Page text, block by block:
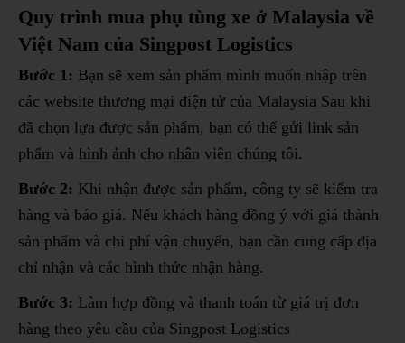
Quy trình mua phụ tùng xe ở Malaysia về
Việt Nam của Singpost Logistics
Bước 1: Bạn sẽ xem sản phẩm mình muốn nhập trên
các website thương mại điện tử của Malaysia Sau khi
đã chọn lựa được sản phẩm, bạn có thể gửi link sản
phẩm và hình ảnh cho nhân viên chúng tôi.
Bước 2: Khi nhận được sản phẩm, công ty sẽ kiểm tra
hàng và báo giá. Nếu khách hàng đồng ý với giá thành
sản phẩm và chi phí vận chuyển, bạn cần cung cấp địa
chỉ nhận và các hình thức nhận hàng.
Bước 3: Làm hợp đồng và thanh toán từ giá trị đơn
hàng theo yêu cầu của Singpost Logistics